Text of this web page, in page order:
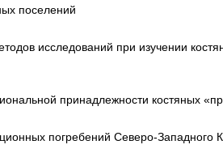
поселений
исследований при изучении
принадлежности костяных
погребений Северо-Западного